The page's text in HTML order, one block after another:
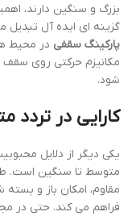
بزرگ و سنگین دارند،
گزینه ای ایده آل تبدیل
پارکینگ سقفی در محیط
مکانیزم حرکتی روی
شود.
کارایی در تردد
یکی دیگر از دلایل
متوسط تا سنگین است.
مقاوم، امکان باز و
فراهم می کند. حتی در